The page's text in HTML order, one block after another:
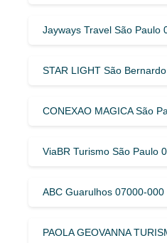
Jayways Travel São Paulo
STAR LIGHT São
CONEXAO MAGICA São
ViaBR Turismo São Paulo
ABC Guarulhos 07000-000
PAOLA GEOVANNA